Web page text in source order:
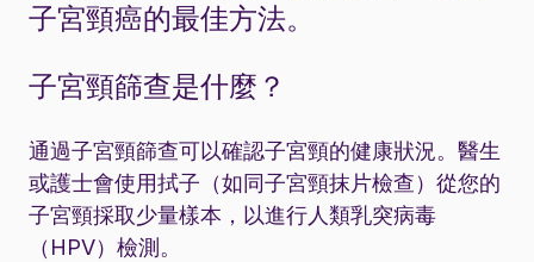
子宮頸癌的最佳方法。
子宮頸篩查是什麼？
通過子宮頸篩查可以確認子宮頸的健康狀況。醫生
或護士會使用拭子（如同子宮頸抹片檢查）從您的
子宮頸採取少量樣本，以進行人類乳突病毒
（HPV）檢測。